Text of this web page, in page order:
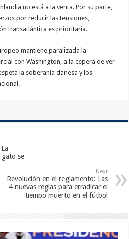
no está a la venta. Por su parte,
por reducir las tensiones,
transatlántica es prioritaria.
mantiene paralizada la
con Washington, a la espera de ver
la soberanía danesa y los
se
Next
Revolución en el reglamento: Las
4 nuevas reglas para erradicar el
tiempo muerto en el fútbol